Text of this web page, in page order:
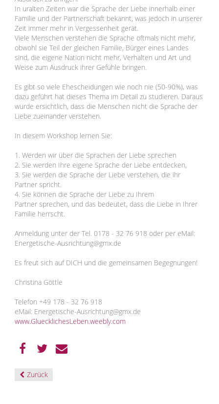
In uralten Zeiten war die Sprache der Liebe innerhalb einer
Familie und der Partnerschaft bekannt, was jedoch in unserer
Zeit immer mehr in Vergessenheit gerät.
Viele Menschen verstehen die Sprache oftmals nicht mehr,
obwohl sie Teil der gleichen Familie, Bürger eines Landes
sind, die eigene Nation nicht mehr, Verhalten und Art und
Weise zum Ausdruck ihrer Gefühle bringen.
Es gibt so viele Ehescheidungen wie noch nie (50-90%), was
dazu geführt hat dieses Thema im Detail zu studieren. Daraus
wurde ersichtlich, dass die Menschen nicht die Sprache der
Liebe zueinander verstehen.
In diesem Workshop lernen Sie:
1. Werden wir über die Sprachen der Liebe sprechen
2. Sie werden Ihre eigene Sprache der Liebe entdecken,
3. Sie werden die Sprache der Liebe verstehen, die ihr
Partner spricht.
4. Sie können die Sprache der Liebe zu Ihrem
Partner sprechen, und das bedeutet, dass die Liebe in Ihrer
Familie herrscht.
Anmeldung unter der Tel. 0178 - 32 76 918 oder per eMail:
Energetische-Ausrichtung@gmx.de
Es freut sich auf DICH und die gemeinsamen Begegnungen!
Christina Göttle
Telefon +49 178 - 32 76 918
eMail: Energetische-Ausrichtung@gmx.de
www.GluecklichesLeben.weebly.com
Zurück